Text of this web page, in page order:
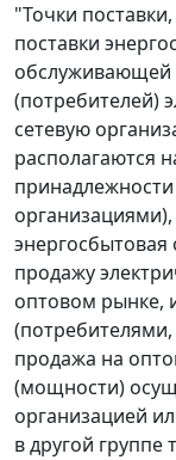
"Точки
поставки
обслуживающей
(потребителей)
сетевую
располагаются
энергосбытовая
продажу
оптовом рынке,
продажа на
(мощности)
организацией
в другой группе